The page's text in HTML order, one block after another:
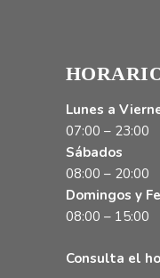
Lunes a
07:00 – 23:00
Sábados
08:00 – 20:00
Domingos y
08:00 – 15:00
Consulta el